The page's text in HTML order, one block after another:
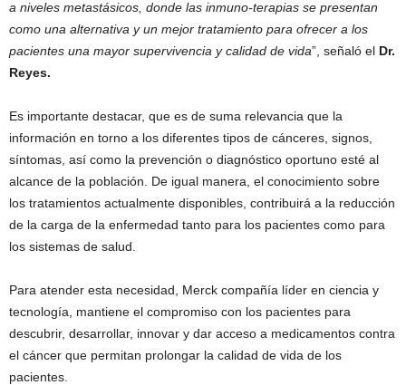
a niveles metastásicos, donde las inmuno-terapias se presentan
como una alternativa y un mejor tratamiento para ofrecer a los
pacientes una mayor supervivencia y calidad de vida”, señaló el Dr.
Reyes.
Es importante destacar, que es de suma relevancia que la
información en torno a los diferentes tipos de cánceres, signos,
síntomas, así como la prevención o diagnóstico oportuno esté al
alcance de la población. De igual manera, el conocimiento sobre
los tratamientos actualmente disponibles, contribuirá a la reducción
de la carga de la enfermedad tanto para los pacientes como para
los sistemas de salud.
Para atender esta necesidad, Merck compañía líder en ciencia y
tecnología, mantiene el compromiso con los pacientes para
descubrir, desarrollar, innovar y dar acceso a medicamentos contra
el cáncer que permitan prolongar la calidad de vida de los
pacientes.